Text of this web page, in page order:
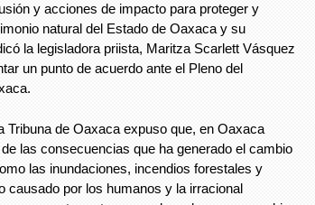
y acciones de impacto para proteger y
natural del Estado de Oaxaca y su
la legisladora priista, Maritza Scarlett Vásquez
un punto de acuerdo ante el Pleno del
Tribuna de Oaxaca expuso que, en Oaxaca
las consecuencias que ha generado el cambio
las inundaciones, incendios forestales y
causado por los humanos y la irracional